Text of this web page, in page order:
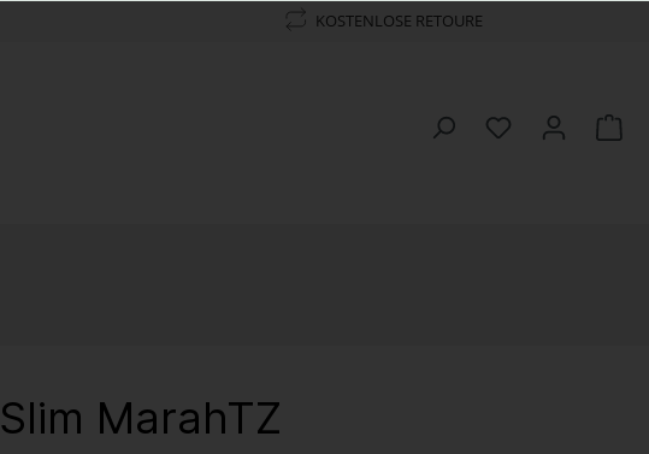
KOSTENLOSE RETOURE
Slim MarahTZ